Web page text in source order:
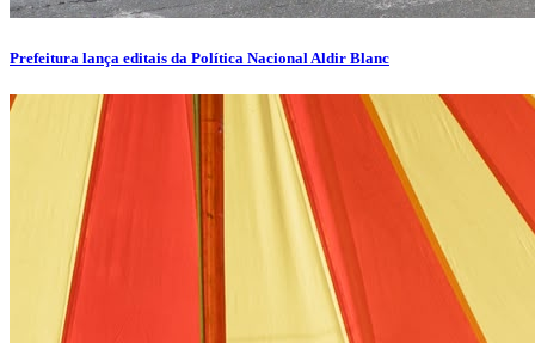
Prefeitura lança editais da Política Nacional Aldir Blanc